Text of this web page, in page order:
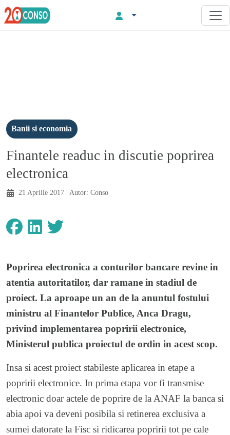
Banii si economia
Finantele readuc in discutie poprirea
electronica
21 Aprilie 2017 | Autor: Conso
Poprirea electronica a conturilor bancare revine in
atentia autoritatilor, dar ramane in stadiul de
proiect. La aproape un an de la anuntul fostului
ministru al Finantelor Publice, Anca Dragu,
privind implementarea popririi electronice,
Ministerul publica proiectul de ordin in acest scop.
Insa si acest proiect stabileste aplicarea in etape a
popririi electronice. In prima etapa vor fi transmise
electronic doar actele de poprire de la ANAF la banca si
abia apoi va deveni posibila si retinerea exclusiva a
sumei datorate la Fisc si ridicarea popririi tot pe cale